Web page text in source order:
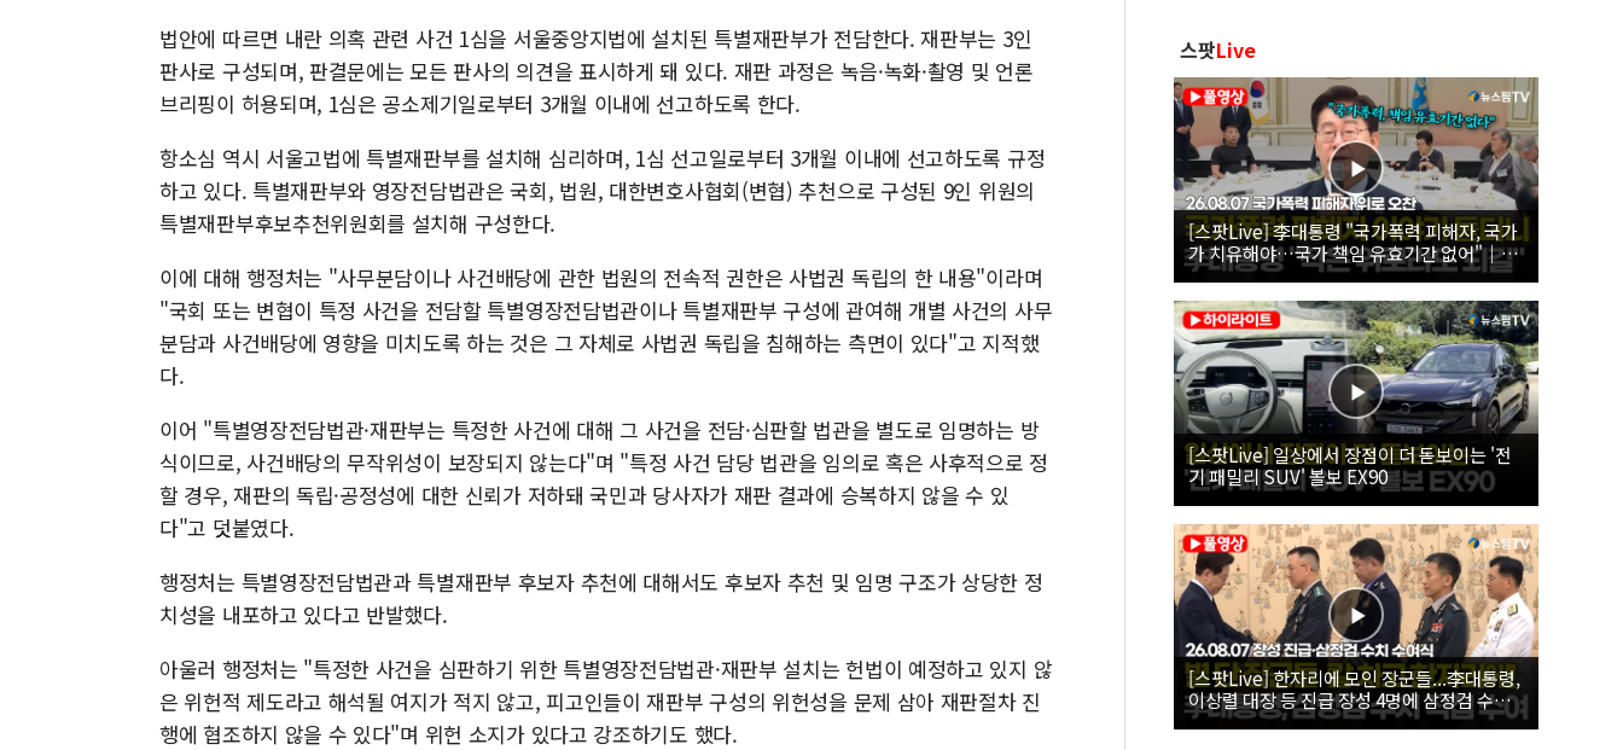
법안에 따르면 내란 의혹 관련 사건 1심을 서울중앙지법에 설치된 특별재판부가 전담한다. 재판부는 3인
판사로 구성되며, 판결문에는 모든 판사의 의견을 표시하게 돼 있다. 재판 과정은 녹음·녹화·촬영 및 언론
브리핑이 허용되며, 1심은 공소제기일로부터 3개월 이내에 선고하도록 한다.
항소심 역시 서울고법에 특별재판부를 설치해 심리하며, 1심 선고일로부터 3개월 이내에 선고하도록 규정
하고 있다. 특별재판부와 영장전담법관은 국회, 법원, 대한변호사협회(변협) 추천으로 구성된 9인 위원의
특별재판부후보추천위원회를 설치해 구성한다.
이에 대해 행정처는 "사무분담이나 사건배당에 관한 법원의 전속적 권한은 사법권 독립의 한 내용"이라며
"국회 또는 변협이 특정 사건을 전담할 특별영장전담법관이나 특별재판부 구성에 관여해 개별 사건의 사무
분담과 사건배당에 영향을 미치도록 하는 것은 그 자체로 사법권 독립을 침해하는 측면이 있다"고 지적했
다.
이어 "특별영장전담법관·재판부는 특정한 사건에 대해 그 사건을 전담·심판할 법관을 별도로 임명하는 방
식이므로, 사건배당의 무작위성이 보장되지 않는다"며 "특정 사건 담당 법관을 임의로 혹은 사후적으로 정
할 경우, 재판의 독립·공정성에 대한 신뢰가 저하돼 국민과 당사자가 재판 결과에 승복하지 않을 수 있
다"고 덧붙였다.
행정처는 특별영장전담법관과 특별재판부 후보자 추천에 대해서도 후보자 추천 및 임명 구조가 상당한 정
치성을 내포하고 있다고 반발했다.
아울러 행정처는 "특정한 사건을 심판하기 위한 특별영장전담법관·재판부 설치는 헌법이 예정하고 있지 않
은 위헌적 제도라고 해석될 여지가 적지 않고, 피고인들이 재판부 구성의 위헌성을 문제 삼아 재판절차 진
행에 협조하지 않을 수 있다"며 위헌 소지가 있다고 강조하기도 했다.
스팟Live
[스팟Live] 李대통령 "국가폭력 피해자, 국가
가 치유해야…국가 책임 유효기간 없어"｜
26.08.07 국가폭력 피해자 위로 오찬
[스팟Live] 일상에서 장점이 더 돋보이는 '전
기 패밀리 SUV' 볼보 EX90
[스팟Live] 한자리에 모인 장군들...李대통령,
이상렬 대장 등 진급 장성 4명에 삼정검 수치
직접 수여｜26.08.07 장성 진급·삼정검 수치